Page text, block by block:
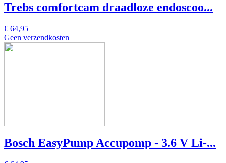
Trebs comfortcam draadloze endoscoo...
€ 64,95
Geen verzendkosten
Bosch EasyPump Accupomp - 3.6 V Li-...